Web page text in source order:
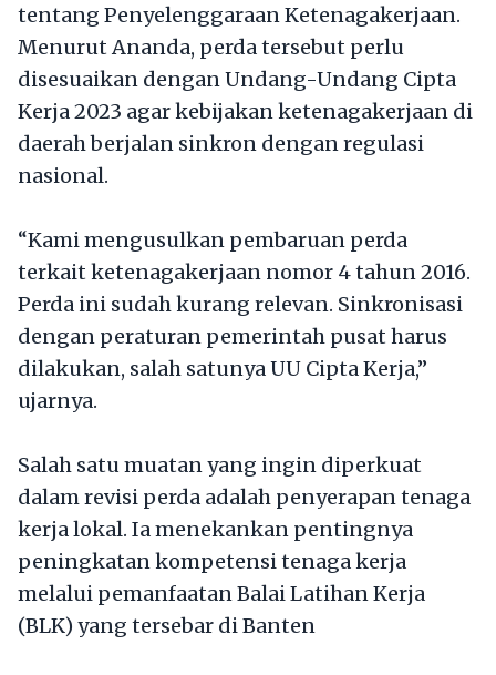
tentang Penyelenggaraan Ketenagakerjaan.
Menurut Ananda, perda tersebut perlu
disesuaikan dengan Undang-Undang Cipta
Kerja 2023 agar kebijakan ketenagakerjaan di
daerah berjalan sinkron dengan regulasi
nasional.
“Kami mengusulkan pembaruan perda
terkait ketenagakerjaan nomor 4 tahun 2016.
Perda ini sudah kurang relevan. Sinkronisasi
dengan peraturan pemerintah pusat harus
dilakukan, salah satunya UU Cipta Kerja,”
ujarnya.
Salah satu muatan yang ingin diperkuat
dalam revisi perda adalah penyerapan tenaga
kerja lokal. Ia menekankan pentingnya
peningkatan kompetensi tenaga kerja
melalui pemanfaatan Balai Latihan Kerja
(BLK) yang tersebar di Banten